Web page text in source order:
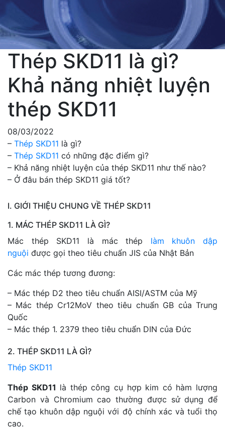
Thép SKD11 là gì?
Khả năng nhiệt luyện
thép SKD11
08/03/2022
– Thép SKD11 là gì?
– Thép SKD11 có những đặc điểm gì?
– Khả năng nhiệt luyện của thép SKD11 như thế nào?
– Ở đâu bán thép SKD11 giá tốt?
I. GIỚI THIỆU CHUNG VỀ THÉP SKD11
1. MÁC THÉP SKD11 LÀ GÌ?
Mác thép SKD11 là mác thép làm khuôn dập
nguội được gọi theo tiêu chuẩn JIS của Nhật Bản
Các mác thép tương đương:
– Mác thép D2 theo tiêu chuẩn AISI/ASTM của Mỹ
– Mác thép Cr12MoV theo tiêu chuẩn GB của Trung
Quốc
– Mác thép 1. 2379 theo tiêu chuẩn DIN của Đức
2. THÉP SKD11 LÀ GÌ?
Thép SKD11
Thép SKD11 là thép công cụ hợp kim có hàm lượng
Carbon và Chromium cao thường được sử dụng để
chế tạo khuôn dập nguội với độ chính xác và tuổi thọ
cao.